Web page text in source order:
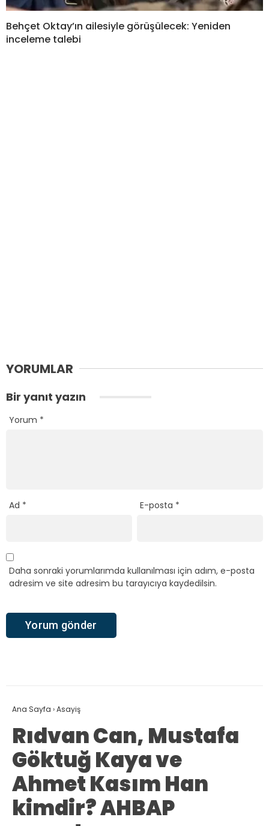
Behçet Oktay’ın ailesiyle görüşülecek: Yeniden
inceleme talebi
YORUMLAR
Bir yanıt yazın
Yorum *
Ad * E-posta *
Daha sonraki yorumlarımda kullanılması için adım, e-posta
adresim ve site adresim bu tarayıcıya kaydedilsin.
Ana Sayfa ›Asayiş
Rıdvan Can, Mustafa
Göktuğ Kaya ve
Ahmet Kasım Han
kimdir? AHBAP